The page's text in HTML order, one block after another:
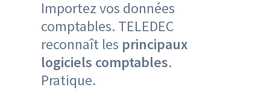
Importez vos données
comptables. TELEDEC
reconnaît les principaux
logiciels comptables.
Pratique.